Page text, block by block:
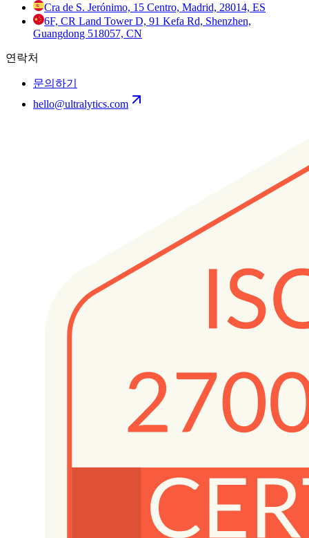
Cra de S. Jerónimo, 15 Centro, Madrid, 28014, ES
6F, CR Land Tower D, 91 Kefa Rd, Shenzhen,
Guangdong 518057, CN
연락처
문의하기
hello@ultralytics.com